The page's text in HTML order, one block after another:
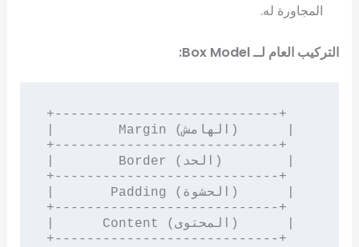
المجاورة له.
التركيب العام لــ Box Model:
+----------------------------+
|        Margin (الهامش)      |
+----------------------------+
|        Border (الحد)        |
+----------------------------+
|       Padding (الحشوة)      |
+----------------------------+
|      Content (المحتوى)      |
+----------------------------+